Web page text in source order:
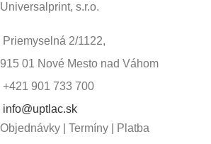
Universalprint, s.r.o.
Priemyselná 2/1122,
915 01 Nové Mesto nad Váhom
+421 901 733 700
info@uptlac.sk
Objednávky | Termíny | Platba